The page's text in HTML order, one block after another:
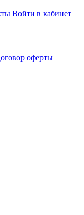
Войти в кабинет
оферты